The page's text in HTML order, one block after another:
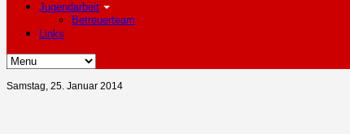
Jugendarbeit
Betreuerteam
Links
Samstag, 25. Januar 2014